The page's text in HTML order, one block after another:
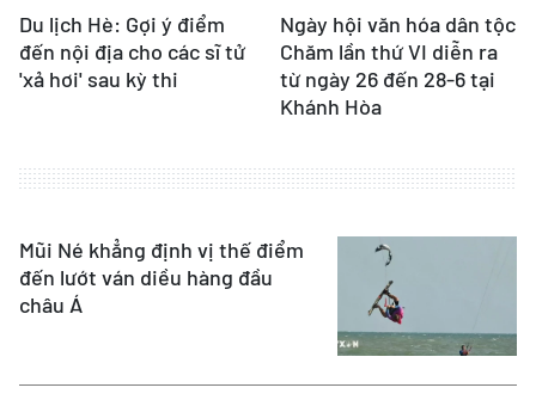
Du lịch Hè: Gợi ý điểm
đến nội địa cho các sĩ tử
'xả hơi' sau kỳ thi
Ngày hội văn hóa dân tộc
Chăm lần thứ VI diễn ra
từ ngày 26 đến 28-6 tại
Khánh Hòa
Mũi Né khẳng định vị thế điểm
đến lướt ván diều hàng đầu
châu Á